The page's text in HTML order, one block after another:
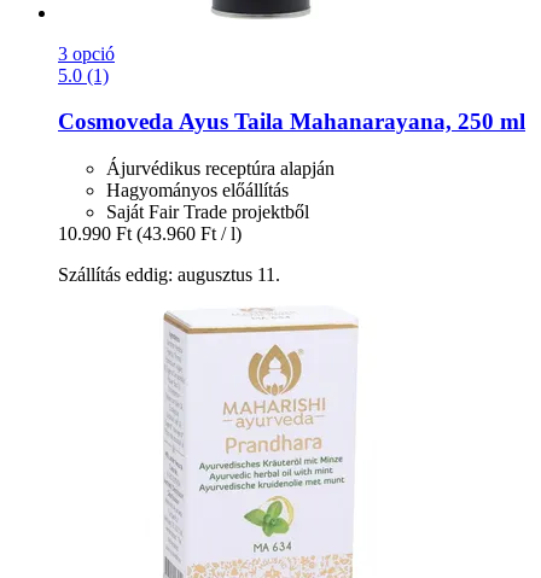
3 opció
5.0 (1)
CosmovedaAyus Taila Mahanarayana, 250 ml
Ájurvédikus receptúra alapján
Hagyományos előállítás
Saját Fair Trade projektből
10.990 Ft (43.960 Ft / l)
Szállítás eddig: augusztus 11.